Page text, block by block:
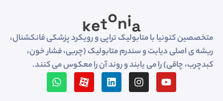
متخصصین کتونیا با متابولیک تراپی و رویکرد پزشکی فانکشنال،
ریشه ی اصلی دیابت و سندرم متابولیک (چربی، فشار خون،
کبدچرب، چاقی) را می یابند و روند آن را معکوس می کنند.